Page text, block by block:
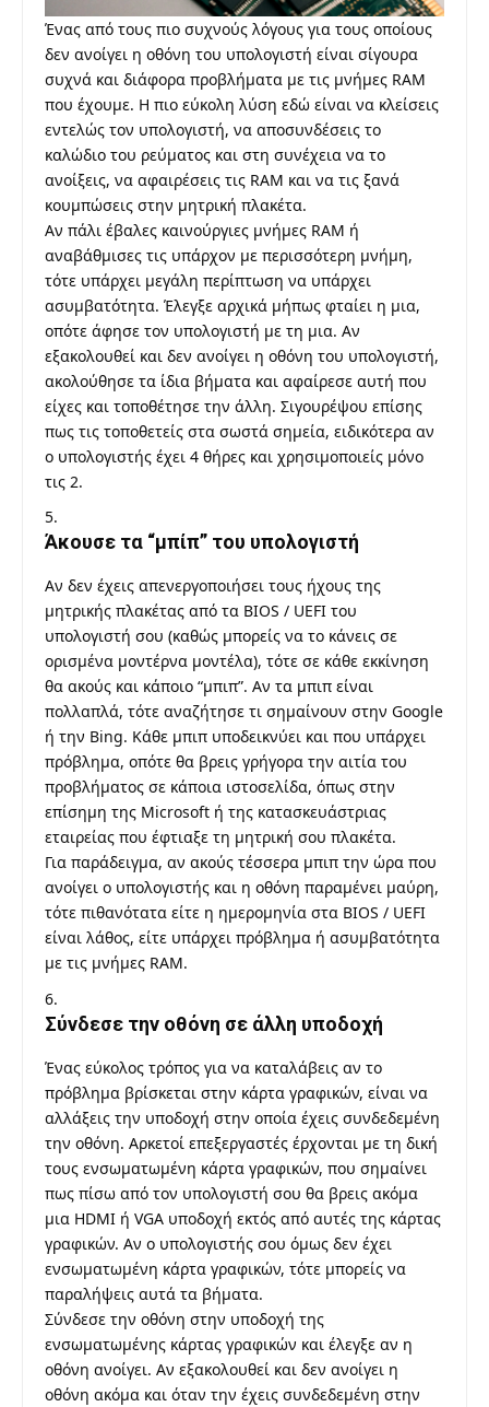
Ένας από τους πιο συχνούς λόγους για τους οποίους
δεν ανοίγει η οθόνη του υπολογιστή είναι σίγουρα
συχνά και διάφορα προβλήματα με τις μνήμες RAM
που έχουμε. Η πιο εύκολη λύση εδώ είναι να κλείσεις
εντελώς τον υπολογιστή, να αποσυνδέσεις το
καλώδιο του ρεύματος και στη συνέχεια να το
ανοίξεις, να αφαιρέσεις τις RAM και να τις ξανά
κουμπώσεις στην μητρική πλακέτα.
Αν πάλι έβαλες καινούργιες μνήμες RAM ή
αναβάθμισες τις υπάρχον με περισσότερη μνήμη,
τότε υπάρχει μεγάλη περίπτωση να υπάρχει
ασυμβατότητα. Έλεγξε αρχικά μήπως φταίει η μια,
οπότε άφησε τον υπολογιστή με τη μια. Αν
εξακολουθεί και δεν ανοίγει η οθόνη του υπολογιστή,
ακολούθησε τα ίδια βήματα και αφαίρεσε αυτή που
είχες και τοποθέτησε την άλλη. Σιγουρέψου επίσης
πως τις τοποθετείς στα σωστά σημεία, ειδικότερα αν
ο υπολογιστής έχει 4 θήρες και χρησιμοποιείς μόνο
τις 2.
Άκουσε τα “μπίπ” του υπολογιστή
Αν δεν έχεις απενεργοποιήσει τους ήχους της
μητρικής πλακέτας από τα BIOS / UEFI του
υπολογιστή σου (καθώς μπορείς να το κάνεις σε
ορισμένα μοντέρνα μοντέλα), τότε σε κάθε εκκίνηση
θα ακούς και κάποιο “μπιπ”. Αν τα μπιπ είναι
πολλαπλά, τότε αναζήτησε τι σημαίνουν στην Google
ή την Bing. Κάθε μπιπ υποδεικνύει και που υπάρχει
πρόβλημα, οπότε θα βρεις γρήγορα την αιτία του
προβλήματος σε κάποια ιστοσελίδα, όπως στην
επίσημη της Microsoft ή της κατασκευάστριας
εταιρείας που έφτιαξε τη μητρική σου πλακέτα.
Για παράδειγμα, αν ακούς τέσσερα μπιπ την ώρα που
ανοίγει ο υπολογιστής και η οθόνη παραμένει μαύρη,
τότε πιθανότατα είτε η ημερομηνία στα BIOS / UEFI
είναι λάθος, είτε υπάρχει πρόβλημα ή ασυμβατότητα
με τις μνήμες RAM.
Σύνδεσε την οθόνη σε άλλη υποδοχή
Ένας εύκολος τρόπος για να καταλάβεις αν το
πρόβλημα βρίσκεται στην κάρτα γραφικών, είναι να
αλλάξεις την υποδοχή στην οποία έχεις συνδεδεμένη
την οθόνη. Αρκετοί επεξεργαστές έρχονται με τη δική
τους ενσωματωμένη κάρτα γραφικών, που σημαίνει
πως πίσω από τον υπολογιστή σου θα βρεις ακόμα
μια HDMI ή VGA υποδοχή εκτός από αυτές της κάρτας
γραφικών. Αν ο υπολογιστής σου όμως δεν έχει
ενσωματωμένη κάρτα γραφικών, τότε μπορείς να
παραλήψεις αυτά τα βήματα.
Σύνδεσε την οθόνη στην υποδοχή της
ενσωματωμένης κάρτας γραφικών και έλεγξε αν η
οθόνη ανοίγει. Αν εξακολουθεί και δεν ανοίγει η
οθόνη ακόμα και όταν την έχεις συνδεδεμένη στην